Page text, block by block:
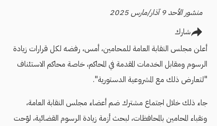
منشور الأحد 9 آذار/مارس 2025
شارك
أعلن مجلس النقابة العامة للمحامين، أمس، رفضه لكل قرارات زيادة
الرسوم ومقابل الخدمات المقدمة في المحاكم، خاصة محاكم الاستئناف
"لتعارض ذلك مع المشروعية الدستورية".
جاء ذلك خلال اجتماع مشترك ضم أعضاء مجلس النقابة العامة،
ونقباء المحامين بالمحافظات، لبحث أزمة زيادة الرسوم القضائية، لوّحت